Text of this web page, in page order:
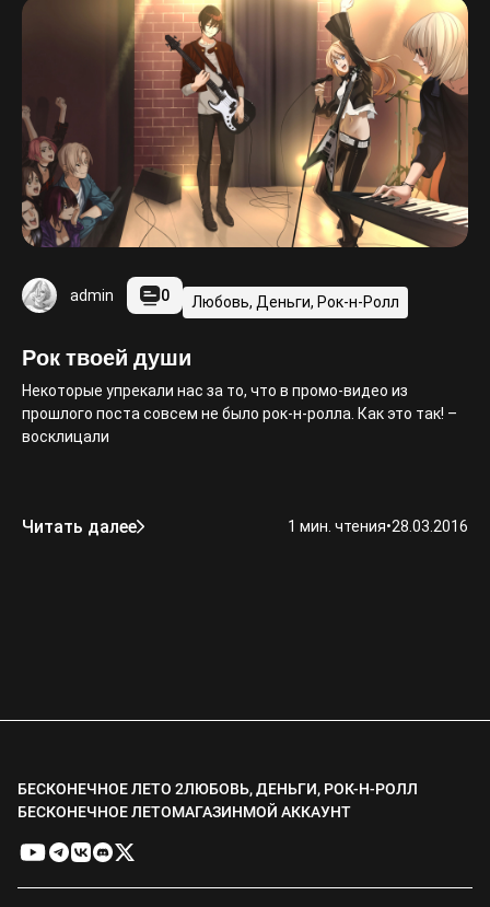
admin 0 Любовь, Деньги, Рок-н-Ролл
Рок твоей души
Некоторые упрекали нас за то, что в промо-видео из
прошлого поста совсем не было рок-н-ролла. Как это так! –
восклицали
Читать далее 1 мин. чтения•28.03.2016
БЕСКОНЕЧНОЕ ЛЕТО 2ЛЮБОВЬ, ДЕНЬГИ, РОК-Н-РОЛЛ
БЕСКОНЕЧНОЕ ЛЕТОМАГАЗИНМОЙ АККАУНТ